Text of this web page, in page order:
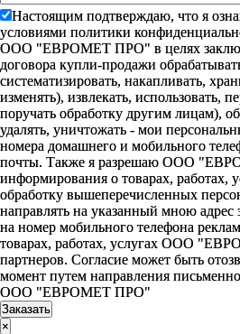
Настоящим подтверждаю, что я
условиями политики
ООО "ЕВРОМЕТ ПРО" в целях
договора купли-продажи
систематизировать, накапливать,
изменять), извлекать, использовать,
поручать обработку другим лицам),
удалять, уничтожать - мои
номера домашнего и мобильного
почты. Также я разрешаю ООО
информирования о товарах, работах,
обработку вышеперечисленных
направлять на указанный мною
на номер мобильного телефона
товарах, работах, услугах ООО
партнеров. Согласие может быть
момент путем направления
ООО "ЕВРОМЕТ ПРО"
×